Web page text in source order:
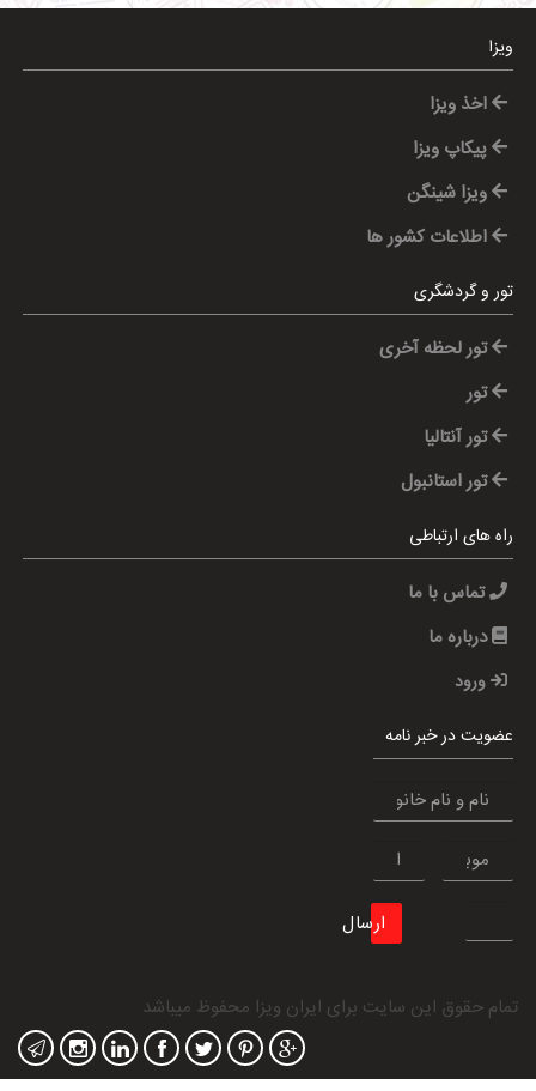
ویزا
اخذ ویزا
پیکاپ ویزا
ویزا شینگن
اطلاعات کشور ها
تور و گردشگری
تور لحظه آخری
تور
تور آنتالیا
تور استانبول
راه های ارتباطی
تماس با ما
درباره ما
ورود
عضویت در خبر نامه
ارسال
تمام حقوق این سایت برای ایران ویزا محفوظ میباشد